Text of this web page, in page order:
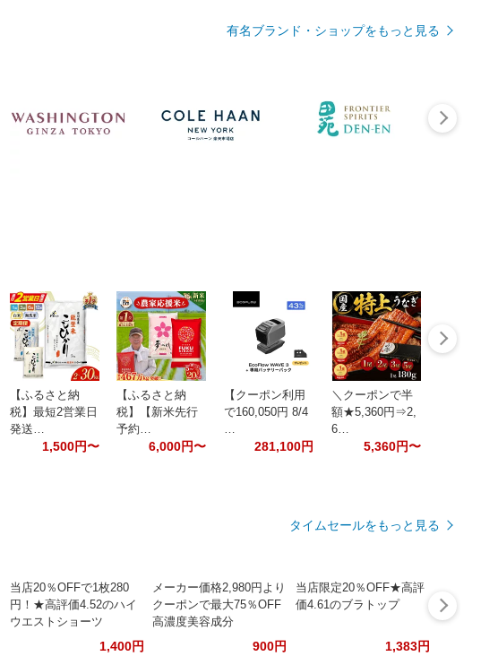
有名ブランド・ショップをもっと見る
【ふるさと納
税】最短2営業日
発送…
1,500円〜
【ふるさと納
税】【新米先行
予約…
6,000円〜
【クーポン利用
で160,050円 8/4
…
281,100円
＼クーポンで半
額★5,360円⇒2,
6…
5,360円〜
タイムセールをもっと見る
当店20％OFFで1枚280
円！★高評価4.52のハイ
ウエストショーツ
1,400円
メーカー価格2,980円より
クーポンで最大75％OFF
高濃度美容成分
900円
当店限定20％OFF★高評
価4.61のブラトップ
1,383円